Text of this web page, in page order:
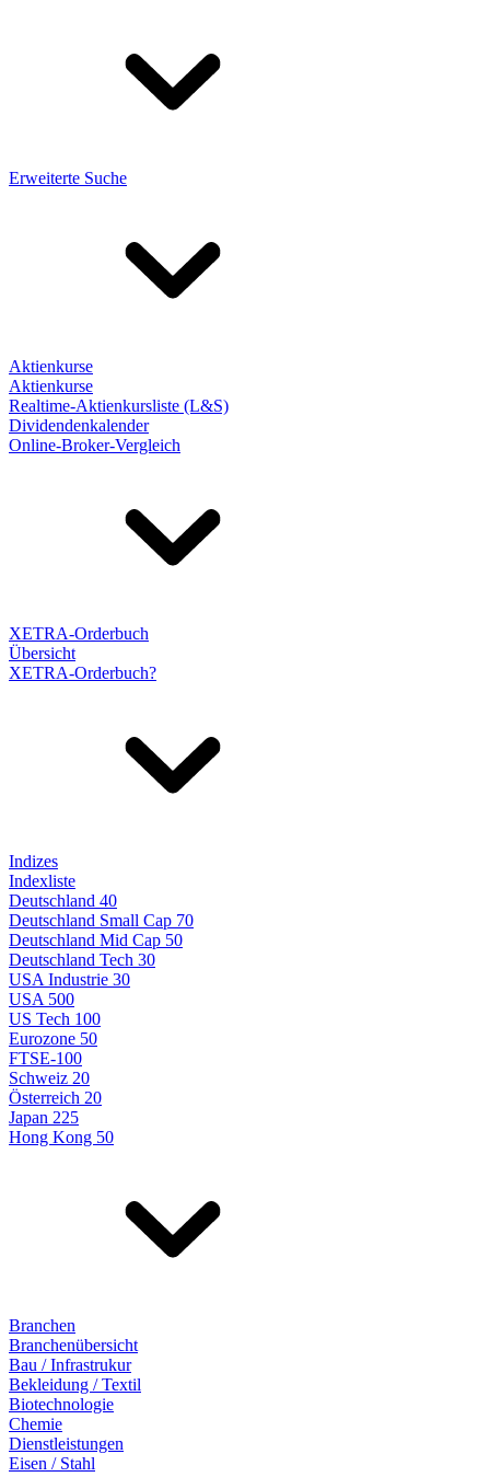
Erweiterte Suche
Aktienkurse
Aktienkurse
Realtime-Aktienkursliste (L&S)
Dividendenkalender
Online-Broker-Vergleich
XETRA-Orderbuch
Übersicht
XETRA-Orderbuch?
Indizes
Indexliste
Deutschland 40
Deutschland Small Cap 70
Deutschland Mid Cap 50
Deutschland Tech 30
USA Industrie 30
USA 500
US Tech 100
Eurozone 50
FTSE-100
Schweiz 20
Österreich 20
Japan 225
Hong Kong 50
Branchen
Branchenübersicht
Bau / Infrastrukur
Bekleidung / Textil
Biotechnologie
Chemie
Dienstleistungen
Eisen / Stahl